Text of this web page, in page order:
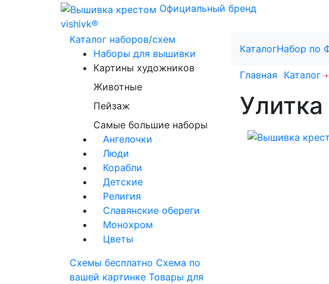
Официальный бренд
vishivk®
Каталог наборов/схем
Наборы для вышивки
Картины художников
Животные
Пейзаж
Самые большие наборы
Ангелочки
Люди
Корабли
Детские
Религия
Славянские обереги
Монохром
Цветы
Схемы бесплатно Схема по
вашей картинке Товары для
КаталогНабор по
Главная Каталог